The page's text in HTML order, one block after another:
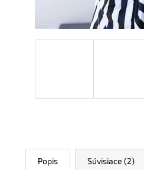
Popis Súvisiace (2)
ZAVINOVACÍ NOSIČSKÝ A
€72,90